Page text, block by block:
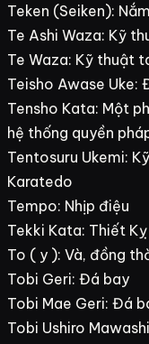
Teken (Seiken):
Te Ashi Waza: Kỹ
Te Waza: Kỹ thuật
Teisho Awase Uke:
Tensho Kata: Một
hệ thống quyền
Tentosuru Ukemi:
Karatedo
Tempo: Nhịp điệu
Tekki Kata: Thiết
To ( y ): Và, đồng
Tobi Geri: Đá bay
Tobi Mae Geri: Đá
Tobi Ushiro